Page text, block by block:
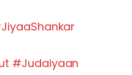
#Judaiyaan